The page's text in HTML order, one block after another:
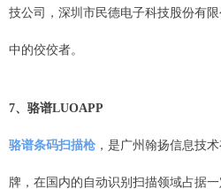
技公司，深圳市民德电子科技股份有
中的佼佼者。
7、骆谱LUOAPP
骆谱条码扫描枪 ，是广州翰扬信息技
牌，在国内的自动识别扫描领域占据